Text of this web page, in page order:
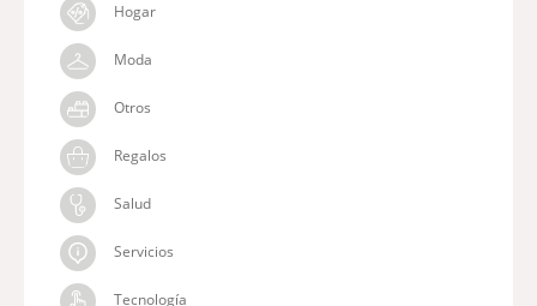
Hogar
Moda
Otros
Regalos
Salud
Servicios
Tecnología